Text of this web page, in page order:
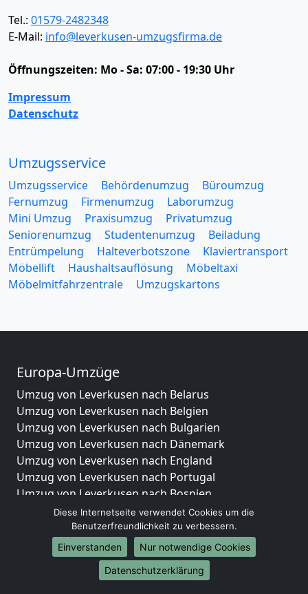
Tel.: 01579-2482348
E-Mail: info@leverkusen-umzugsfirma.de
Öffnungszeiten: Mo - Sa: 07:00 - 19:30 Uhr
Impressum
Datenschutz
Umzugsservice
Umzugsservice Behördenumzug
Büroumzug
Fernumzug
Firmenumzug
Laborumzug
Mini Umzug
Praxisumzug
Privatumzug
Seniorenumzug
Studentenumzug
Beiladung
Entrümpelung
Halteverbotszone
Klaviertransport
Möbellift
Haushaltsauflösung
Möbeltaxi
Möbelmitfahrzentrale
Umzugskartons
Europa-Umzüge
Umzug von Leverkusen nach Belarus
Umzug von Leverkusen nach Belgien
Umzug von Leverkusen nach Bulgarien
Umzug von Leverkusen nach Dänemark
Umzug von Leverkusen nach England
Umzug von Leverkusen nach Portugal
Umzug von Leverkusen nach Bosnien
und Herzegowina
Umzug von Leverkusen nach Irland
Umzug von Leverkusen nach Lettland
Umzug von Leverkusen nach Zypern
Umzug von Leverkusen nach Kroatien
Diese Internetseite verwendet Cookies um die
Benutzerfreundlichkeit zu verbessern.
Einverstanden
Nur notwendige Cookies
Datenschutzerklärung